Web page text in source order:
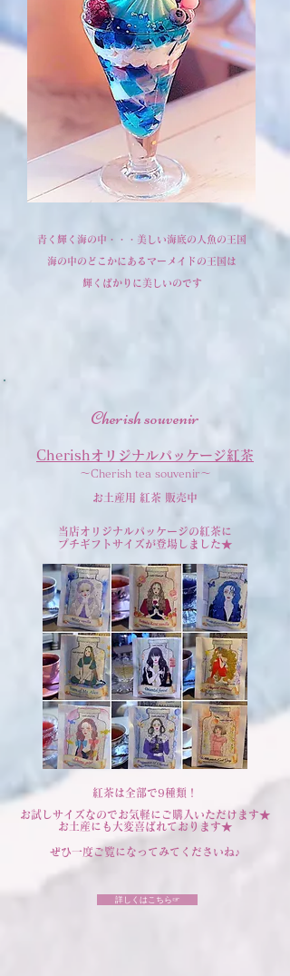
青く輝く海の中・・・美しい海底の人魚の王国
海の中のどこかにあるマーメイドの王国は
輝くばかりに美しいのです
Cherish souvenir
Cherishオリジナルパッケージ紅茶
～Cherish tea souvenir～
お土産用 紅茶 販売中
当店オリジナルパッケージの紅茶に
プチギフトサイズが登場しました★
紅茶は全部で9種類！
お試しサイズなのでお気軽にご購入いただけます★
​お土産にも大変喜ばれております★
​ぜひ一度ご覧になってみてくださいね♪
詳しくはこちら☞